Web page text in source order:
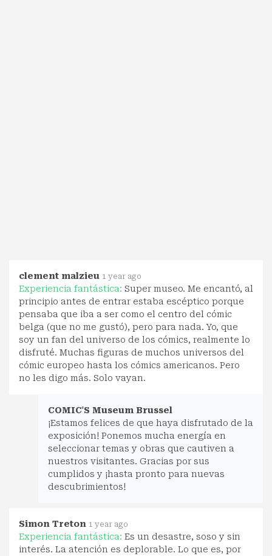
clement malzieu 1 year ago
Experiencia fantástica: Super museo. Me encantó, al
principio antes de entrar estaba escéptico porque
pensaba que iba a ser como el centro del cómic
belga (que no me gustó), pero para nada. Yo, que
soy un fan del universo de los cómics, realmente lo
disfruté. Muchas figuras de muchos universos del
cómic europeo hasta los cómics americanos. Pero
no les digo más. Solo vayan.
COMIC'S Museum Brussel
¡Estamos felices de que haya disfrutado de la
exposición! Ponemos mucha energía en
seleccionar temas y obras que cautiven a
nuestros visitantes. Gracias por sus
cumplidos y ¡hasta pronto para nuevas
descubrimientos!
Simon Treton 1 year ago
Experiencia fantástica: Es un desastre, soso y sin
interés. La atención es deplorable. Lo que es, por